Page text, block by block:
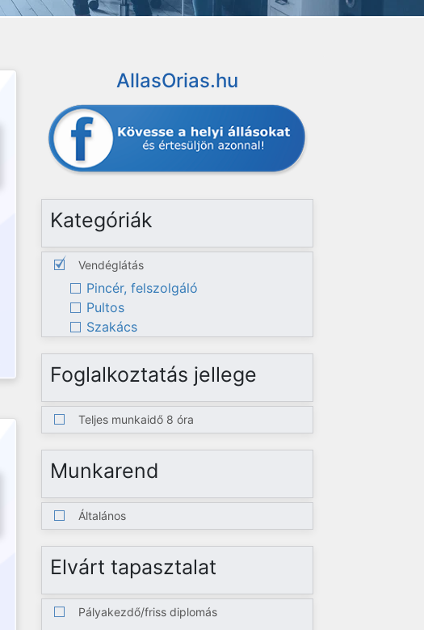
AllasOrias.hu
Kategóriák
Vendéglátás
Pincér, felszolgáló
Pultos
Szakács
Foglalkoztatás jellege
Teljes munkaidő 8 óra
Munkarend
Általános
Elvárt tapasztalat
Pályakezdő/friss diplomás